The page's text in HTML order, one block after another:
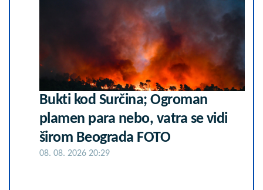
Bukti kod Surčina; Ogroman
plamen para nebo, vatra se vidi
širom Beograda FOTO
08. 08. 2026 20:29